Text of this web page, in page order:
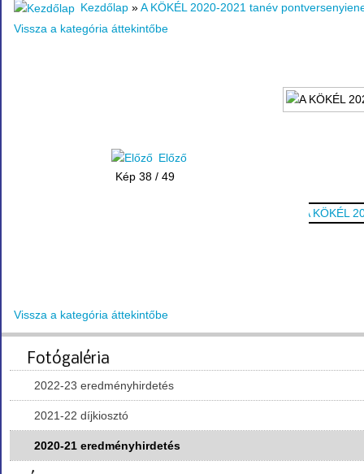
Kezdőlap »A KÖKÉL 2020-2021 tanév
Vissza a kategória áttekintőbe
Előző
Kép 38 / 49
Vissza a kategória áttekintőbe
Fotógaléria
2022-23 eredményhirdetés
2021-22 díjkiosztó
2020-21 eredményhirdetés